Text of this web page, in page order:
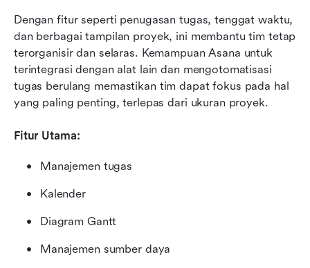
Dengan fitur seperti penugasan tugas, tenggat waktu,
dan berbagai tampilan proyek, ini membantu tim tetap
terorganisir dan selaras. Kemampuan Asana untuk
terintegrasi dengan alat lain dan mengotomatisasi
tugas berulang memastikan tim dapat fokus pada hal
yang paling penting, terlepas dari ukuran proyek.
Fitur Utama:
Manajemen tugas
Kalender
Diagram Gantt
Manajemen sumber daya